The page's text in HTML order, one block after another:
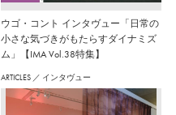
ウゴ・コント インタヴュー「日常の
小さな気づきがもたらすダイナミズ
ム」【IMA Vol.38特集】
ARTICLES ／ インタヴュー